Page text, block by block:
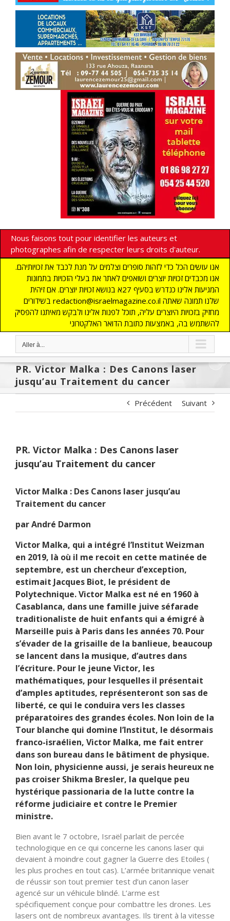
Nous faisons tout pour identifier les auteurs et
photographes afin de respecter leurs droits d'auteur.
אנו עושים הכל כדי לזהות סופרים וצלמים על מנת לכבד את זכויותיהם.
אנו מכבדים זכויות יוצרים ושואפים לאתר את בעלי הזכויות בתמונות
המגיעות אלינו כנדרש בסעיף 27א בנושא זכויות יוצרים. אם זיהית
בשידורים redaction@israelmagazine.co.il שלנו תמונה שאתה
מחזיק בזכויות היוצרים עליה, תוכל לפנות אלינו ולבקש מאיתנו להפסיק
להשתמש בה, באמצעות כתובת הדואר האלקטרוני
Aller à...
PR. Victor Malka : Des Canons laser
jusqu’au Traitement du cancer
Précédent Suivant
PR. Victor Malka : Des Canons laser
jusqu’au Traitement du cancer
Victor Malka : Des Canons laser jusqu’au
Traitement du cancer
par André Darmon
Victor Malka, qui a intégré l’Institut Weizman
en 2019, là où il me recoit en cette matinée de
septembre, est un chercheur d’exception,
estimait Jacques Biot, le président de
Polytechnique. Victor Malka est né en 1960 à
Casablanca, dans une famille juive séfarade
traditionaliste de huit enfants qui a émigré à
Marseille puis à Paris dans les années 70. Pour
s’évader de la grisaille de la banlieue, beaucoup
se lancent dans la musique, d’autres dans
l’écriture. Pour le jeune Victor, les
mathématiques, pour lesquelles il présentait
d’amples aptitudes, représenteront son sas de
liberté, ce qui le conduira vers les classes
préparatoires des grandes écoles. Non loin de la
Tour blanche qui domine l’Institut, le désormais
franco-israélien, Victor Malka, me fait entrer
dans son bureau dans le bâtiment de physique.
Non loin, physicienne aussi, je serais heureux ne
pas croiser Shikma Bresler, la quelque peu
hystérique passionaria de la lutte contre la
réforme judiciaire et contre le Premier
ministre.
Bien avant le 7 octobre, Israël parlait de percée
technologique en ce qui concerne les canons laser qui
devaient à moindre cout gagner la Guerre des Etoiles (
les plus proches en tout cas). L’armée britannique venait
de réussir son tout premier test d’un canon laser
agencé sur un véhicule blindé. L’arme est
spécifiquement conçue pour combattre les drones. Les
lasers ont de nombreux avantages. Ils tirent à la vitesse